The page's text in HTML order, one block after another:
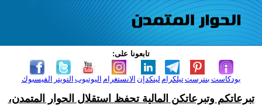
تابعونا على:
الفيسبوك التويتر اليوتيوب الانستغرام لينكدإن تيلكرامبنترست بودكاست
تبرعاتكم وتبرعاتكن المالية تحفظ استقلال الحوار المتمدن،